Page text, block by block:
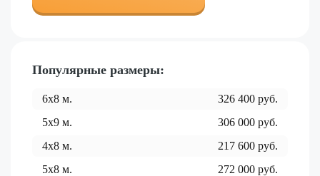
Популярные размеры:
6x8 м. 326 400 руб.
5x9 м. 306 000 руб.
4x8 м. 217 600 руб.
5x8 м. 272 000 руб.